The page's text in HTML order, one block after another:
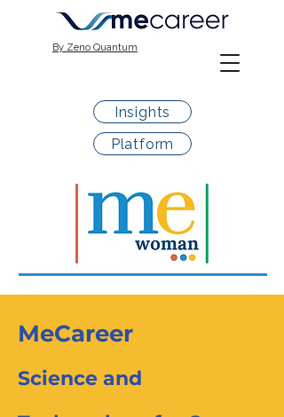
By Zeno Quantum
Insights
Platform
MeCareer
Science and